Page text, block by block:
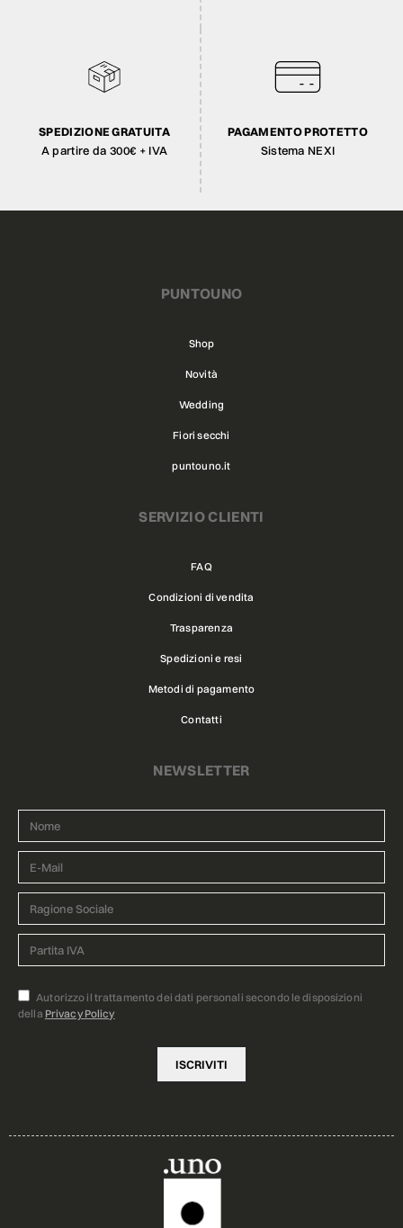
SPEDIZIONE GRATUITA
A partire da 300€ + IVA
PAGAMENTO PROTETTO
Sistema NEXI
PUNTOUNO
Shop
Novità
Wedding
Fiori secchi
puntouno.it
SERVIZIO CLIENTI
FAQ
Condizioni di vendita
Trasparenza
Spedizioni e resi
Metodi di pagamento
Contatti
NEWSLETTER
Autorizzo il trattamento dei dati personali secondo le disposizioni
della Privacy Policy